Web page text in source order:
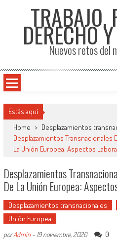
TRABAJO,
DERECHO
Nuevos retos del
Estás aquí
Home > Desplazamientos
Desplazamientos Transnacionales
La Unión Europea: Aspectos
Desplazamientos
De La Unión Europea:
Desplazamientos transnacionales
Unión Europea
porAdmin- 19 noviembre, 2020 0